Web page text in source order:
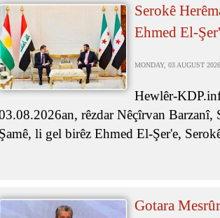
Serokê
Ehmed El-
MONDAY, 03 AUGUST
Hewlêr-
rêzdar Nêçîrvan Barzanî,
Şamê, li gel birêz Ehmed El-Şer'e,
Gotara